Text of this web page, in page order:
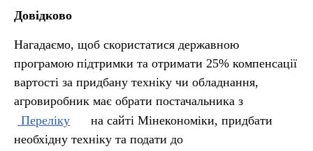
Довідково
Нагадаємо, щоб скористатися державною
програмою підтримки та отримати 25% компенсації
вартості за придбану техніку чи обладнання,
агровиробник має обрати постачальника з
Переліку
на сайті Мінекономіки, придбати
необхідну техніку та подати до